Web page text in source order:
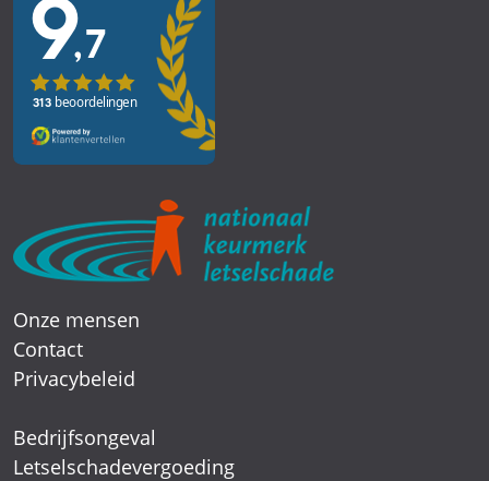
Onze mensen
Contact
Privacybeleid
Bedrijfsongeval
Letselschadevergoeding